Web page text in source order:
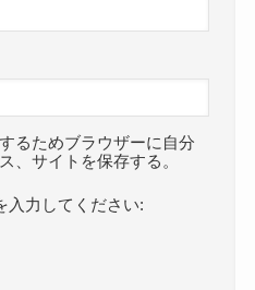
るためブラウザーに自分
、サイトを保存する。
入力してください: